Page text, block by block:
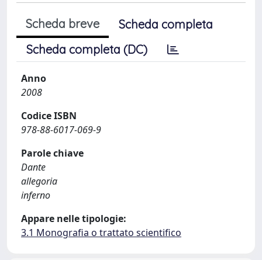
Scheda breve
Scheda completa
Scheda completa (DC)
Anno
2008
Codice ISBN
978-88-6017-069-9
Parole chiave
Dante
allegoria
inferno
Appare nelle tipologie:
3.1 Monografia o trattato scientifico